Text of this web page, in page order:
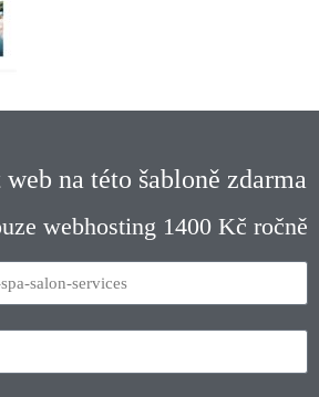
na této šabloně zdarma
webhosting 1400 Kč ročně